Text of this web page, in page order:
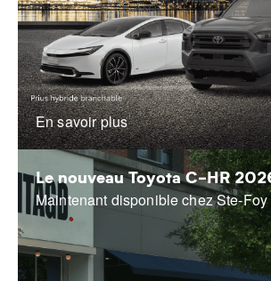
En savoir plus
Le nouveau Toyota C-HR
Maintenant disponible chez Ste-Foy